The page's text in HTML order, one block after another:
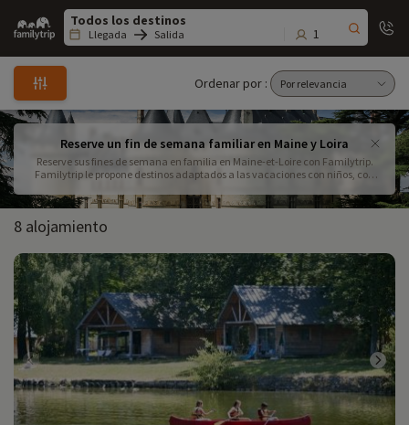
Family
trip
Llegada Salida 1
Ordenar por :
Reserve un fin de semana familiar en Maine y Loira
Reserve sus fines de semana en familia en Maine-et-Loire con Familytrip.
Familytrip le propone destinos adaptados a las vacaciones con niños, con
para aburrirse!
8 alojamiento